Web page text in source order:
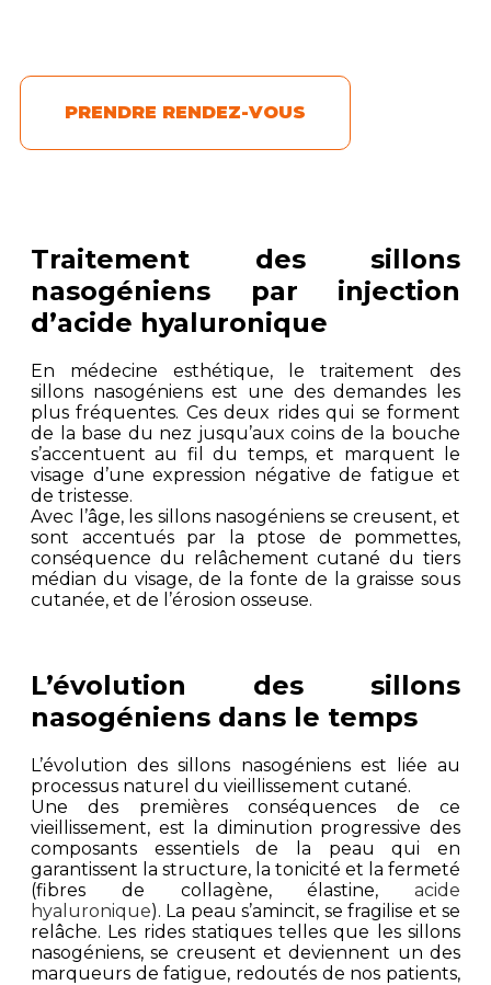
PRENDRE RENDEZ-VOUS
Traitement des sillons
nasogéniens par injection
d’acide hyaluronique
En médecine esthétique, le traitement des
sillons nasogéniens est une des demandes les
plus fréquentes. Ces deux rides qui se forment
de la base du nez jusqu’aux coins de la bouche
s’accentuent au fil du temps, et marquent le
visage d’une expression négative de fatigue et
de tristesse.
Avec l’âge, les sillons nasogéniens se creusent, et
sont accentués par la ptose de pommettes,
conséquence du relâchement cutané du tiers
médian du visage, de la fonte de la graisse sous
cutanée, et de l’érosion osseuse.
L’évolution des sillons
nasogéniens dans le temps
L’évolution des sillons nasogéniens est liée au
processus naturel du vieillissement cutané.
Une des premières conséquences de ce
vieillissement, est la diminution progressive des
composants essentiels de la peau qui en
garantissent la structure, la tonicité et la fermeté
(fibres de collagène, élastine, acide
hyaluronique). La peau s’amincit, se fragilise et se
relâche. Les rides statiques telles que les sillons
nasogéniens, se creusent et deviennent un des
marqueurs de fatigue, redoutés de nos patients,